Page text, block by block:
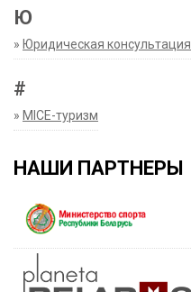
Ю
» Юридическая консультация
#
» MICE-туризм
НАШИ ПАРТНЕРЫ